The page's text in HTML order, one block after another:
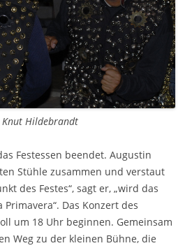
Knut Hildebrandt
Festessen beendet. Augustin
Stühle zusammen und verstaut
des Festes“, sagt er, „wird das
Das Konzert des
um 18 Uhr beginnen. Gemeinsam
Weg zu der kleinen Bühne, die